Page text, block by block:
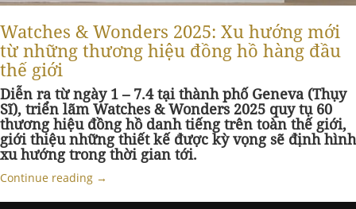
Watches & Wonders 2025: Xu hướng mới
từ những thương hiệu đồng hồ hàng đầu
thế giới
Diễn ra từ ngày 1 – 7.4 tại thành phố Geneva (Thụy
Sĩ), triển lãm Watches & Wonders 2025 quy tụ 60
thương hiệu đồng hồ danh tiếng trên toàn thế giới,
giới thiệu những thiết kế được kỳ vọng sẽ định hình
xu hướng trong thời gian tới.
Continue reading →